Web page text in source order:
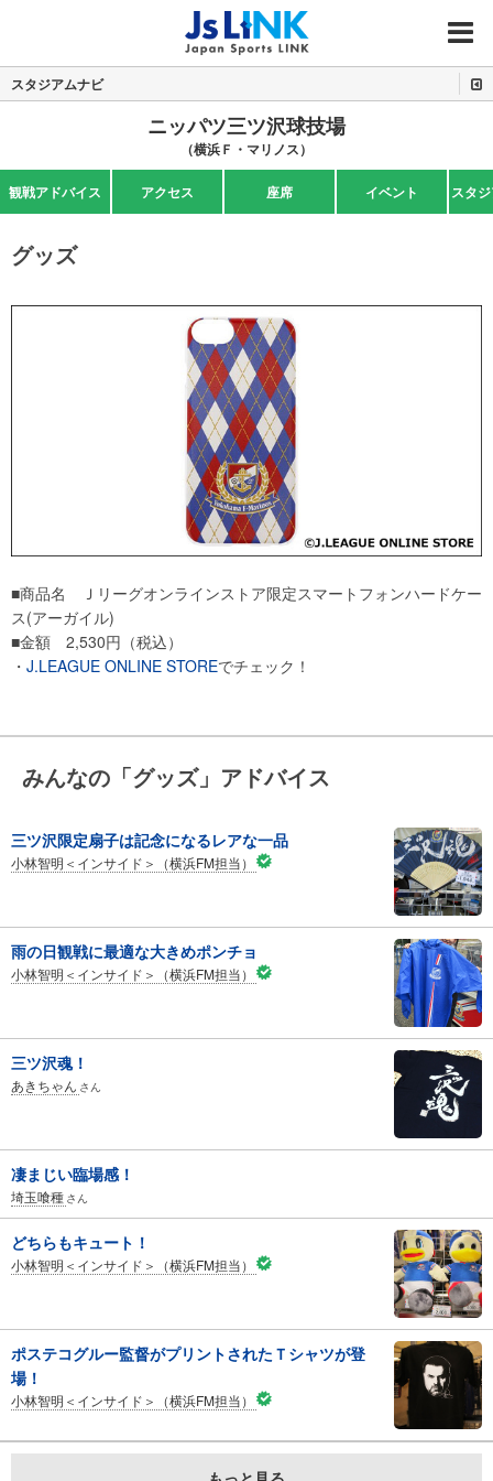
MENU
スタジアムナビ
ニッパツ三ツ沢球技場
（横浜Ｆ・マリノス）
観戦アドバイス アクセス 座席 イベント スタ
グッズ
■商品名 Ｊリーグオンラインストア限定スマートフォンハードケー
ス(アーガイル)
■金額 2,530円（税込）
・ J.LEAGUE ONLINE STOREでチェック！
みんなの「グッズ」アドバイス
三ツ沢限定扇子は記念になるレアな一品
小林智明＜インサイド＞（横浜FM担当）
雨の日観戦に最適な大きめポンチョ
小林智明＜インサイド＞（横浜FM担当）
三ツ沢魂！
あきちゃん さん
凄まじい臨場感！
埼玉喰種 さん
どちらもキュート！
小林智明＜インサイド＞（横浜FM担当）
ポステコグルー監督がプリントされたＴシャツが登
場！
小林智明＜インサイド＞（横浜FM担当）